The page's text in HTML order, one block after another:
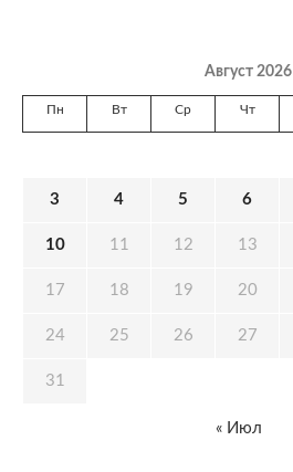
Август 2026
Пн Вт Ср Чт
3 4 5 6
10 11 12 13
17 18 19 20
24 25 26 27
31
« Июл